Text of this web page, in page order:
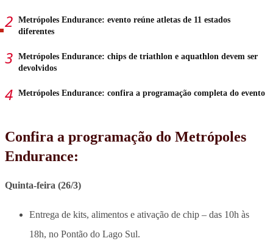
Metrópoles Endurance: evento reúne atletas de 11 estados
diferentes
Metrópoles Endurance: chips de triathlon e aquathlon devem ser
devolvidos
Metrópoles Endurance: confira a programação completa do evento
Confira a programação do Metrópoles
Endurance:
Quinta-feira (26/3)
Entrega de kits, alimentos e ativação de chip – das 10h às
18h, no Pontão do Lago Sul.